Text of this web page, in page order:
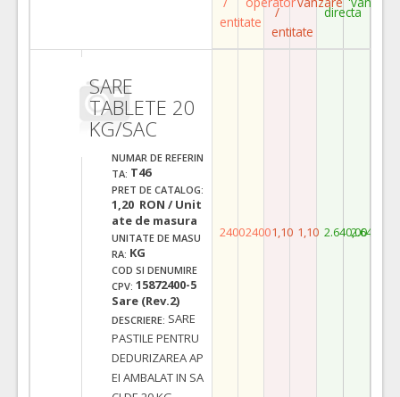
entitate
/
entitate
directa
SARE
TABLETE 20
KG/SAC
NUMAR DE REFERIN
TA: T46
PRET DE CATALOG:
1,20 RON / Unit
ate de masura
UNITATE DE MASU
RA: KG
COD SI DENUMIRE
CPV: 15872400-5
Sare (Rev.2)
DESCRIERE: SARE
PASTILE PENTRU
DEDURIZAREA AP
EI AMBALAT IN SA
240024001,10 1,10 2.640,002.640,00